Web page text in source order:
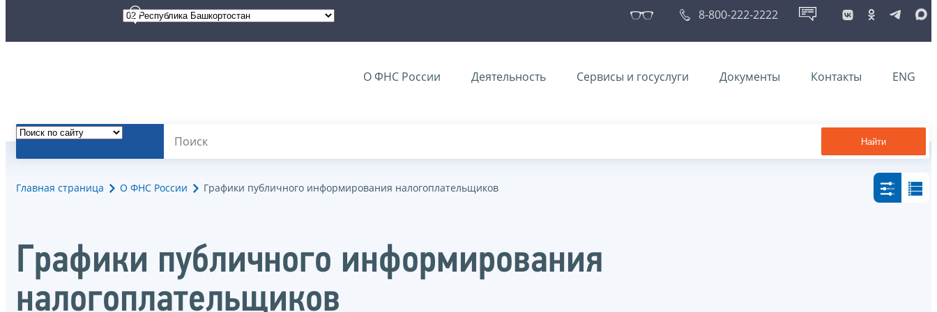
8-800-222-2222
О ФНС России Деятельность Сервисы и госуслуги Документы Контакты ENG
Найти
Главная страница О ФНС России Графики публичного информирования налогоплательщиков
Графики публичного информирования
налогоплательщиков